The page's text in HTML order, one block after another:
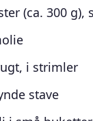
(ca. 300 g),
i strimler
stave